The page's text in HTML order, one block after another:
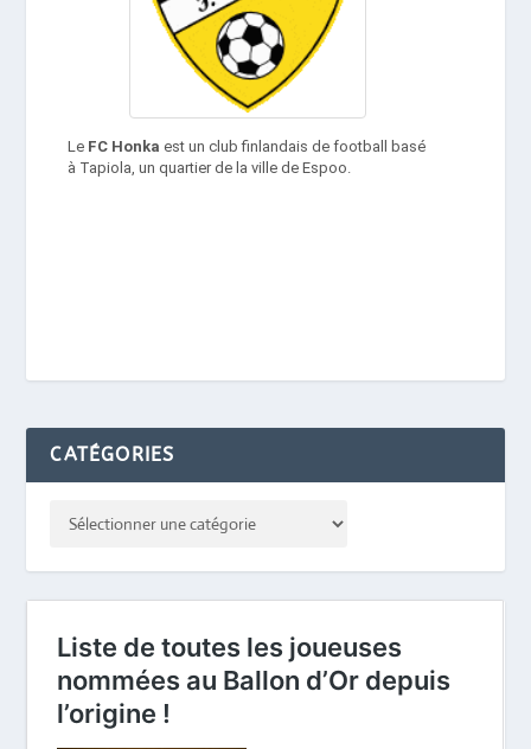
Le FC Honka est un club finlandais de football basé
à Tapiola, un quartier de la ville de Espoo.
CATÉGORIES